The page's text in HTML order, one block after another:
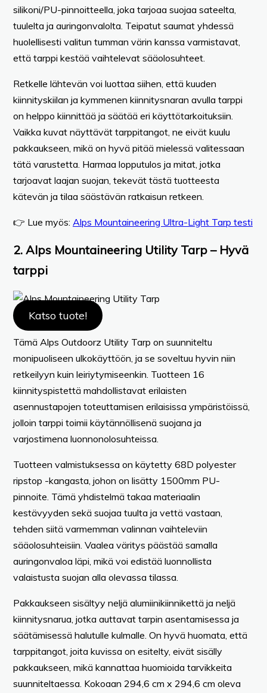
silikoni/PU-pinnoitteella, joka tarjoaa suojaa sateelta,
tuulelta ja auringonvalolta. Teipatut saumat yhdessä
huolellisesti valitun tumman värin kanssa varmistavat,
että tarppi kestää vaihtelevat sääolosuhteet.
Retkelle lähtevän voi luottaa siihen, että kuuden
kiinnityskiilan ja kymmenen kiinnitysnaran avulla tarppi
on helppo kiinnittää ja säätää eri käyttötarkoituksiin.
Vaikka kuvat näyttävät tarppitangot, ne eivät kuulu
pakkaukseen, mikä on hyvä pitää mielessä valitessaan
tätä varustetta. Harmaa lopputulos ja mitat, jotka
tarjoavat laajan suojan, tekevät tästä tuotteesta
kätevän ja tilaa säästävän ratkaisun retkeen.
👉 Lue myös: Alps Mountaineering Ultra-Light Tarp testi
2. Alps Mountaineering Utility Tarp – Hyvä
tarppi
Katso tuote!
Tämä Alps Outdoorz Utility Tarp on suunniteltu
monipuoliseen ulkokäyttöön, ja se soveltuu hyvin niin
retkeilyyn kuin leiriytymiseenkin. Tuotteen 16
kiinnityspistettä mahdollistavat erilaisten
asennustapojen toteuttamisen erilaisissa ympäristöissä,
jolloin tarppi toimii käytännöllisenä suojana ja
varjostimena luonnonolosuhteissa.
Tuotteen valmistuksessa on käytetty 68D polyester
ripstop -kangasta, johon on lisätty 1500mm PU-
pinnoite. Tämä yhdistelmä takaa materiaalin
kestävyyden sekä suojaa tuulta ja vettä vastaan,
tehden siitä varmemman valinnan vaihteleviin
sääolosuhteisiin. Vaalea väritys päästää samalla
auringonvaloa läpi, mikä voi edistää luonnollista
valaistusta suojan alla olevassa tilassa.
Pakkaukseen sisältyy neljä alumiinikiinnikettä ja neljä
kiinnitysnarua, jotka auttavat tarpin asentamisessa ja
säätämisessä halutulle kulmalle. On hyvä huomata, että
tarppitangot, joita kuvissa on esitelty, eivät sisälly
pakkaukseen, mikä kannattaa huomioida tarvikkeita
suunniteltaessa. Kokoaan 294,6 cm x 294,6 cm oleva